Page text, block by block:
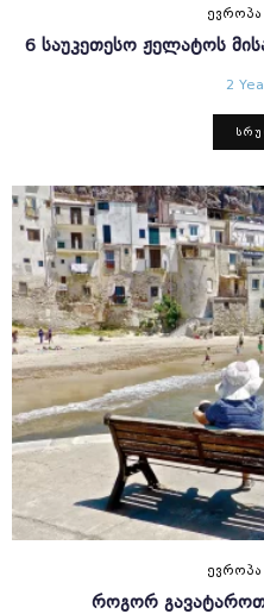
ᲔᲕᲠᲝᲞᲐ
6 ᲡᲐᲣᲙᲔᲗᲔᲡᲝ ᲟᲔᲚᲐᲢᲝᲡ
2
ᲔᲕᲠᲝᲞᲐ
ᲠᲝᲒᲝᲠ ᲒᲐᲕᲐᲢᲐᲠᲝᲗ